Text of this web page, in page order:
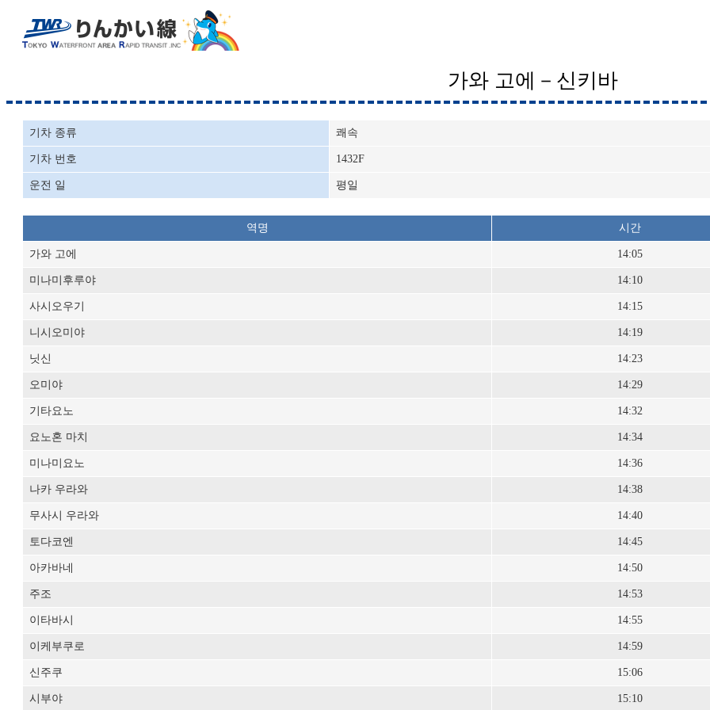
가와 고에－신키바
기차 종류 쾌속
기차 번호 1432F
운전 일 평일
역명 시간
가와 고에 14:05
미나미후루야 14:10
사시오우기 14:15
니시오미야 14:19
닛신 14:23
오미야 14:29
기타요노 14:32
요노혼 마치 14:34
미나미요노 14:36
나카 우라와 14:38
무사시 우라와 14:40
토다코엔 14:45
아카바네 14:50
주조 14:53
이타바시 14:55
이케부쿠로 14:59
신주쿠 15:06
시부야 15:10